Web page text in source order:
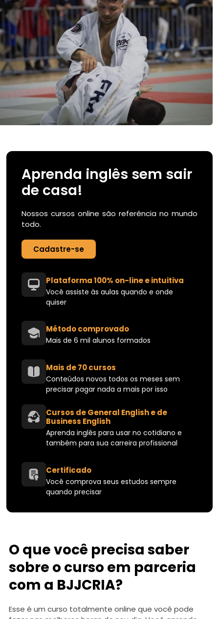
Aprenda inglês sem sair
de casa!
Nossos cursos online são referência no mundo
todo.
Cadastre-se
Plataforma 100% on-line e intuitiva
Você assiste às aulas quando e onde
quiser
Método comprovado
Mais de 6 mil alunos formados
Mais de 70 cursos
Conteúdos novos todos os meses sem
precisar pagar nada a mais por isso
Cursos de General English e de
Business English
Aprenda inglês para usar no cotidiano e
também para sua carreira profissional
Certificado
Você comprova seus estudos sempre
quando precisar
O que você precisa saber
sobre o curso em parceria
com a BJJCRIA?
Esse é um curso totalmente online que você pode